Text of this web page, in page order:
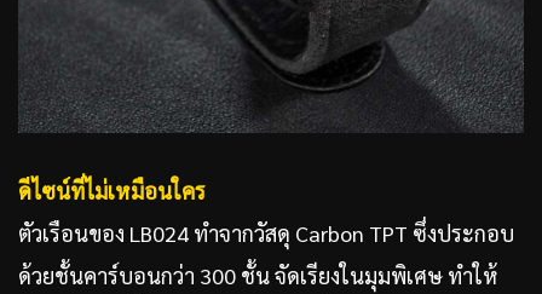
ดีไซน์ที่ไม่เหมือนใคร
ตัวเรือนของ LB024 ทำจากวัสดุ Carbon TPT ซึ่งประกอบ
ด้วยชั้นคาร์บอนกว่า 300 ชั้น จัดเรียงในมุมพิเศษ ทำให้